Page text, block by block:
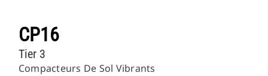
CP16
Compacteurs De Sol Vibrants
Tier 3